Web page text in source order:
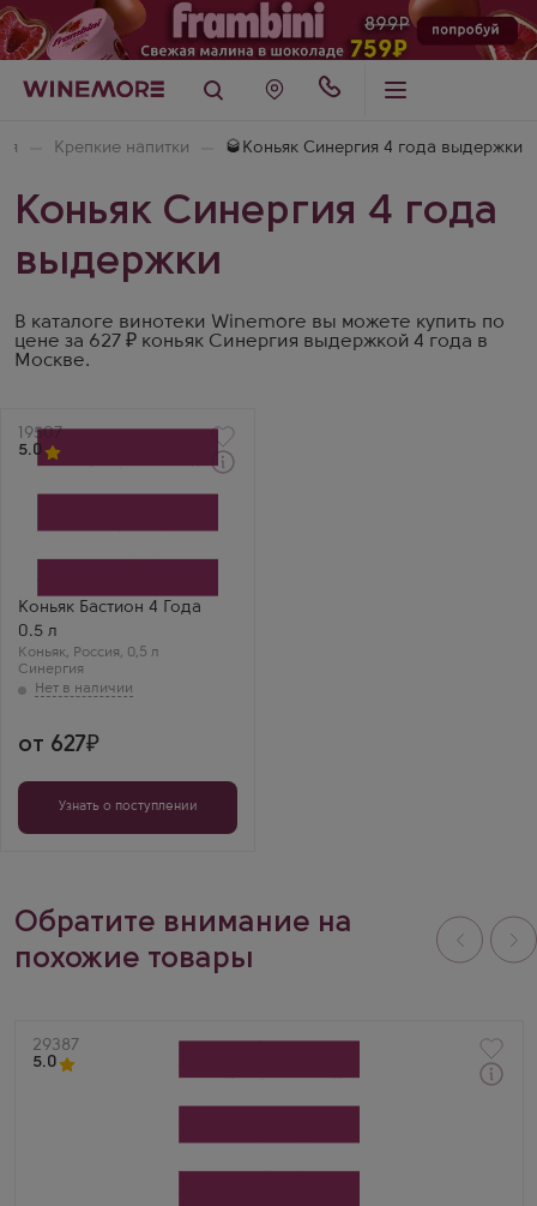
Крепкие напитки 🥃Коньяк Синергия 4 года выдержки
Коньяк Синергия 4 года
выдержки
В каталоге винотеки Winemore вы можете купить по
цене за 627 ₽ коньяк Синергия выдержкой 4 года в
Москве.
Артикул
19507
5.0
Коньяк Бастион 4 Года
0.5 л
Коньяк, Россия, 0,5 л
Синергия
Производитель
Выдержка
4 года
Аркадий
Бастион 4 года 0.5 —
достойный коньяк!
Мягкий, с нотами
со льдом.
от 627
Узнать о поступлении
Обратите внимание на
похожие товары
Артикул
29387
5.0